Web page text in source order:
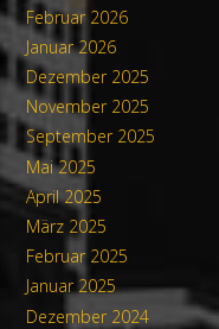
Februar 2026
Januar 2026
Dezember 2025
November 2025
September 2025
Mai 2025
April 2025
März 2025
Februar 2025
Januar 2025
Dezember 2024